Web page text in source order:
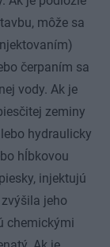
môže sa
čerpaním sa
vody. Ak je
zeminy
hydraulicky
hĺbkovou
injektujú
jeho
chemickými